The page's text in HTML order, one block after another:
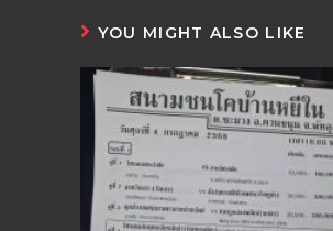
YOU MIGHT ALSO LIKE